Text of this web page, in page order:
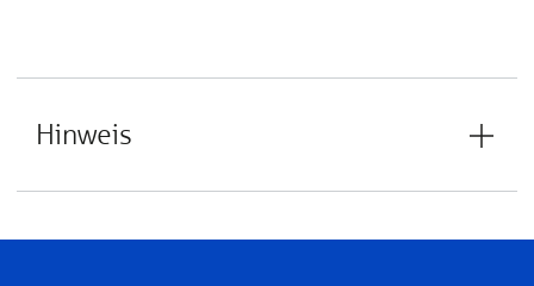
Hinweis